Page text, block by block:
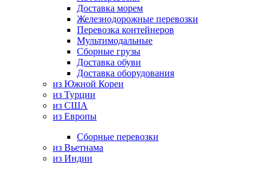
Доставка морем
Железнодорожные перевозки
Перевозка контейнеров
Мультимодальные
Сборные грузы
Доставка обуви
Доставка оборудования
из Южной Кореи
из Турции
из США
из Европы
Сборные перевозки
из Вьетнама
из Индии